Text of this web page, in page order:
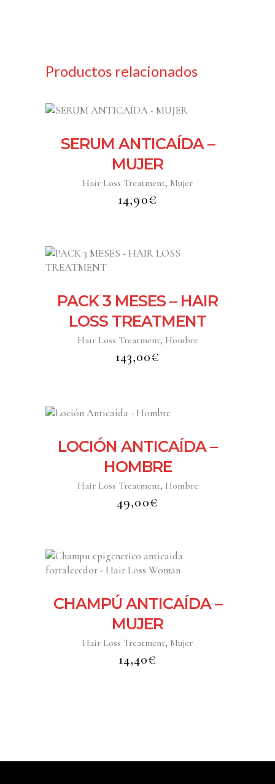
Productos relacionados
SERUM ANTICAÍDA –
MUJER
Hair Loss Treatment, Mujer
14,90€
PACK 3 MESES – HAIR
LOSS TREATMENT
Hair Loss Treatment, Hombre
143,00€
LOCIÓN ANTICAÍDA –
HOMBRE
Hair Loss Treatment, Hombre
49,00€
CHAMPÚ ANTICAÍDA –
MUJER
Hair Loss Treatment, Mujer
14,40€